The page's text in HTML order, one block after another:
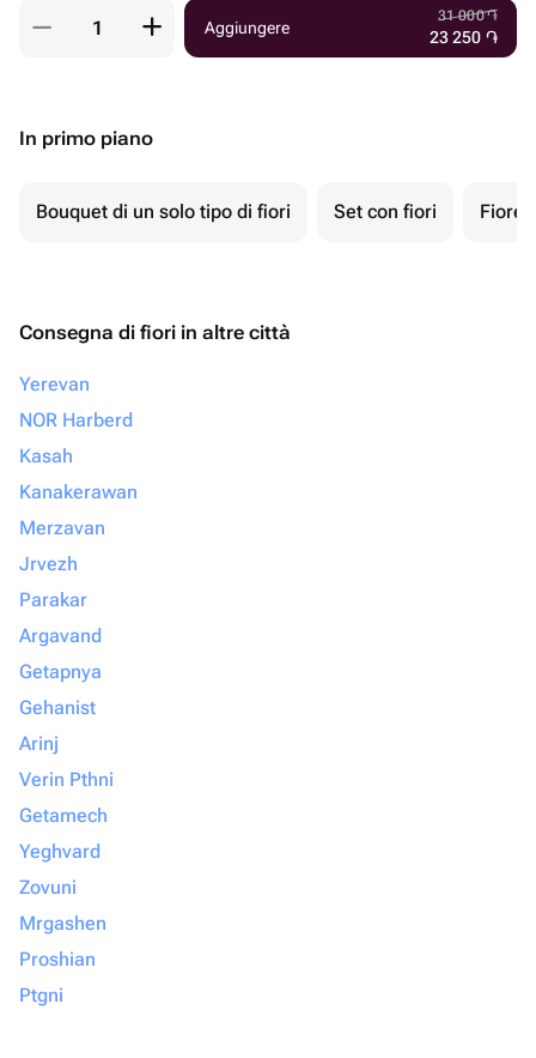
Aggiungere
31 000֏
23 250 ֏
In primo piano
Bouquet di un solo tipo di fiori Set con fiori Fiore
Consegna di fiori in altre città
Yerevan
NOR Harberd
Kasah
Kanakerawan
Merzavan
Jrvezh
Parakar
Argavand
Getapnya
Gehanist
Arinj
Verin Pthni
Getamech
Yeghvard
Zovuni
Mrgashen
Proshian
Ptgni